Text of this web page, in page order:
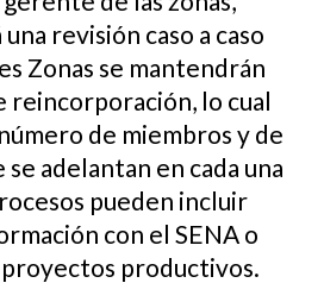
revisión caso a caso
Zonas se mantendrán
reincorporación, lo cual
de miembros y de
se adelantan en cada una
pueden incluir
con el SENA o
productivos.